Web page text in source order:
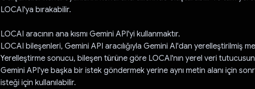
LOCAI'ya bırakabilir.
LOCAI aracının ana kısmı Gemini API'yi kullanmaktır.
LOCAI bileşenleri, Gemini API aracılığıyla Gemini AI'dan yerelleştirilmiş
Yerelleştirme sonucu, bileşen türüne göre LOCAI'nın yerel veri
Gemini API'ye başka bir istek göndermek yerine aynı metin alanı için
isteği için kullanılabilir.